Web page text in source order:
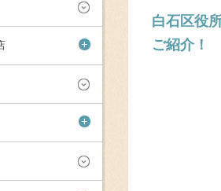
+
+
白石区役
ご紹介！